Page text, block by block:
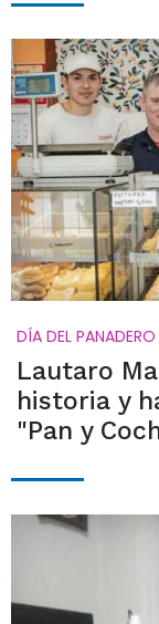
DÍA DEL PANADERO
Lautaro
historia y
"Pan y